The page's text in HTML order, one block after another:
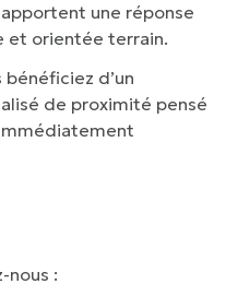
une réponse
et orientée terrain.
bénéficiez d’un
de proximité pensé
nous :